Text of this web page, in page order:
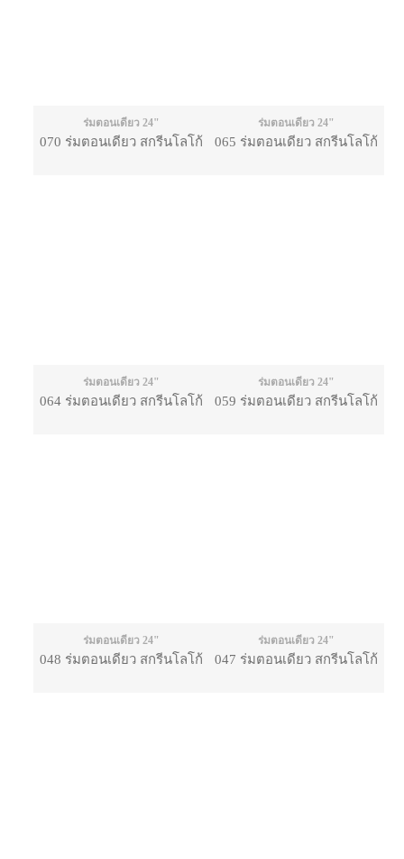
ร่มตอนเดียว 24"
070 ร่มตอนเดียว สกรีนโลโก้
ร่มตอนเดียว 24"
065 ร่มตอนเดียว สกรีนโลโก้
ร่มตอนเดียว 24"
064 ร่มตอนเดียว สกรีนโลโก้
ร่มตอนเดียว 24"
059 ร่มตอนเดียว สกรีนโลโก้
ร่มตอนเดียว 24"
048 ร่มตอนเดียว สกรีนโลโก้
ร่มตอนเดียว 24"
047 ร่มตอนเดียว สกรีนโลโก้